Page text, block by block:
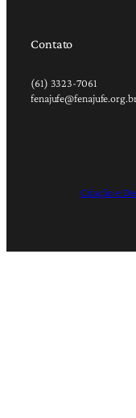
Contato
(61) 3323-7061
Criação e